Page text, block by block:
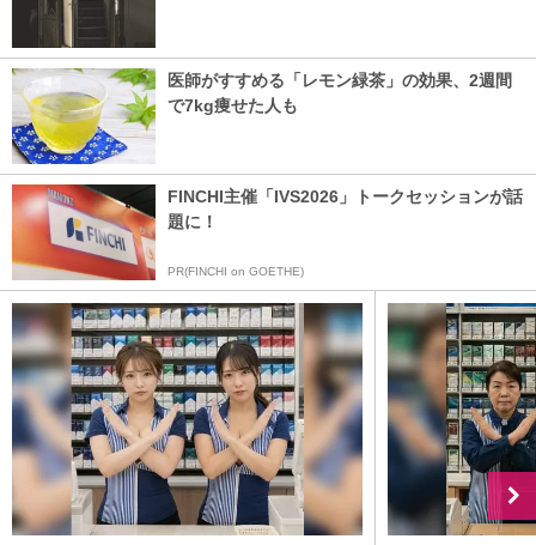
医師がすすめる「レモン緑茶」の効果、2週間
で7kg痩せた人も
FINCHI主催「IVS2026」トークセッションが話
題に！
PR(FINCHI on GOETHE)